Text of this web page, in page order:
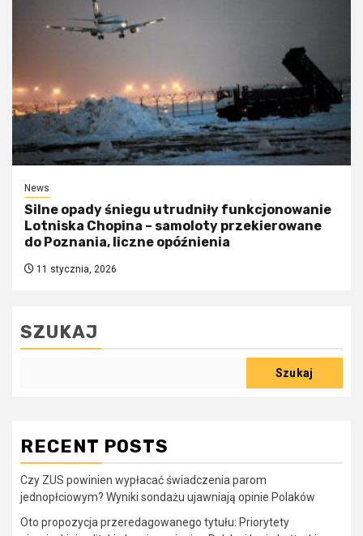
News
Silne opady śniegu utrudniły funkcjonowanie
Lotniska Chopina – samoloty przekierowane
do Poznania, liczne opóźnienia
11 stycznia, 2026
SZUKAJ
Szukaj
RECENT POSTS
Czy ZUS powinien wypłacać świadczenia parom
jednopłciowym? Wyniki sondażu ujawniają opinie Polaków
Oto propozycja przeredagowanego tytułu: Priorytety